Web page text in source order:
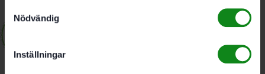
Nödvändig
Inställningar